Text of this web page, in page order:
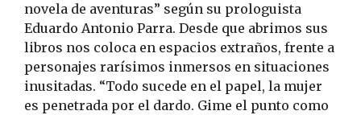
novela de aventuras” según su prologuista
Eduardo Antonio Parra. Desde que abrimos sus
libros nos coloca en espacios extraños, frente a
personajes rarísimos inmersos en situaciones
inusitadas. “Todo sucede en el papel, la mujer
es penetrada por el dardo. Gime el punto como